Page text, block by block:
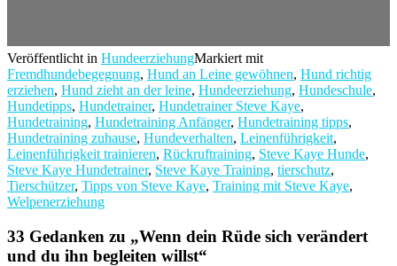
Veröffentlicht in HundeerziehungMarkiert mit
Fremdhundebegegnung, Hund an Leine gewöhnen, Hund richtig
erziehen, Hund zieht an der leine, Hundeerziehung, Hundeschule,
Hundetipps, Hundetrainer, Hundetrainer Steve Kaye,
Hundetraining, Hundetraining Anfänger, Hundetraining tipps,
Hundetraining zuhause, Hundeverhalten, Leinenführigkeit,
Leinenführigkeit trainieren, Rückruftraining, Steve Kaye Hunde,
Steve Kaye Hundetrainer, Steve Kaye Training, tierschutz,
Tierschützer, Tipps von Steve Kaye, Training mit Steve Kaye,
Welpenerziehung
33 Gedanken zu „Wenn dein Rüde sich verändert
und du ihn begleiten willst“